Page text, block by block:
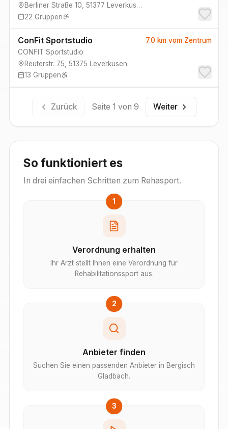
Berliner Straße 10 51377 Leverkusen
22 Gruppen
ConFit Sportstudio
CONFIT Sportstudio
Reuterstr. 75 51375 Leverkusen
13 Gruppen
7.0 kmvom Zentrum
Zurück Seite 1 von 9 Weiter
So funktioniert es
In drei einfachen Schritten zum Rehasport.
1
Verordnung erhalten
Ihr Arzt stellt Ihnen eine Verordnung für
Rehabilitationssport aus.
2
Anbieter finden
Suchen Sie einen passenden Anbieter in Bergisch
Gladbach.
3